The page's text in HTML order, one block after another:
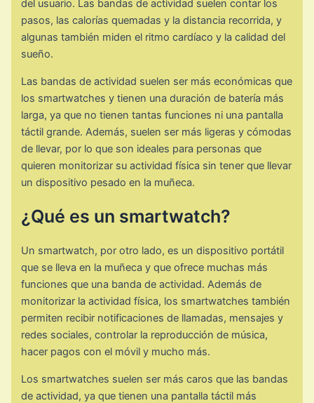
del usuario. Las bandas de actividad suelen contar los
pasos, las calorías quemadas y la distancia recorrida, y
algunas también miden el ritmo cardíaco y la calidad del
sueño.
Las bandas de actividad suelen ser más económicas que
los smartwatches y tienen una duración de batería más
larga, ya que no tienen tantas funciones ni una pantalla
táctil grande. Además, suelen ser más ligeras y cómodas
de llevar, por lo que son ideales para personas que
quieren monitorizar su actividad física sin tener que llevar
un dispositivo pesado en la muñeca.
¿Qué es un smartwatch?
Un smartwatch, por otro lado, es un dispositivo portátil
que se lleva en la muñeca y que ofrece muchas más
funciones que una banda de actividad. Además de
monitorizar la actividad física, los smartwatches también
permiten recibir notificaciones de llamadas, mensajes y
redes sociales, controlar la reproducción de música,
hacer pagos con el móvil y mucho más.
Los smartwatches suelen ser más caros que las bandas
de actividad, ya que tienen una pantalla táctil más